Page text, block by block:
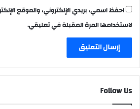
احفظ اسمي، بريدي الإلكتروني، والموقع
لاستخدامها المرة المقبلة في تعليقي.
Follow Us